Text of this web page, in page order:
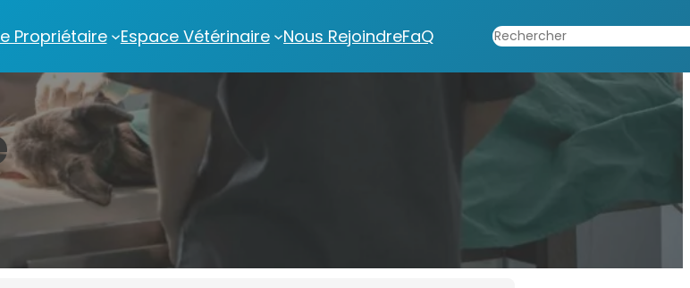
Propriétaire Espace Vétérinaire Nous RejoindreFaQ Rechercher